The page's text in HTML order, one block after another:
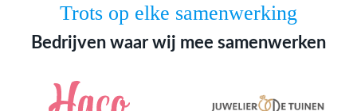
Trots op elke samenwerking
Bedrijven waar wij mee samenwerken